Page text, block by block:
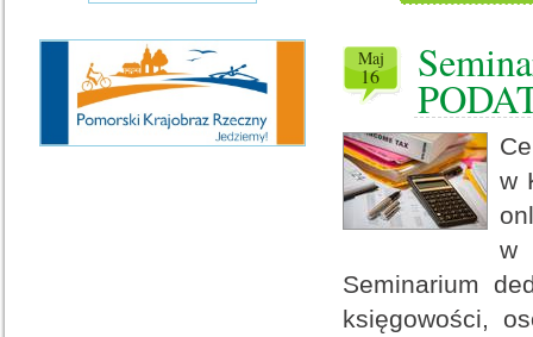
maj
16
w
w
Seminarium
księgowości,